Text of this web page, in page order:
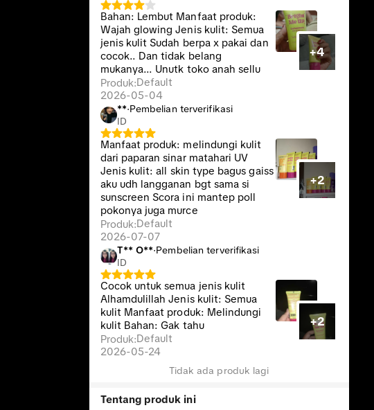
Bahan: Lembut Manfaat produk:
Wajah glowing Jenis kulit: Semua
jenis kulit Sudah berpa x pakai dan
cocok.. Dan tidak belang
mukanya... Unutk toko anah sellu
+4
Produk:Default
2026-05-04
**·Pembelian terverifikasi
ID
Manfaat produk: melindungi kulit
dari paparan sinar matahari UV
Jenis kulit: all skin type bagus gaiss
aku udh langganan bgt sama si
sunscreen Scora ini mantep poll
pokonya juga murce
+2
Produk:Default
2026-07-07
T** O**️·Pembelian terverifikasi
ID
Cocok untuk semua jenis kulit
Alhamdulillah Jenis kulit: Semua
kulit Manfaat produk: Melindungi
kulit Bahan: Gak tahu
+2
Produk:Default
2026-05-24
Tidak ada produk lagi
Tentang produk ini